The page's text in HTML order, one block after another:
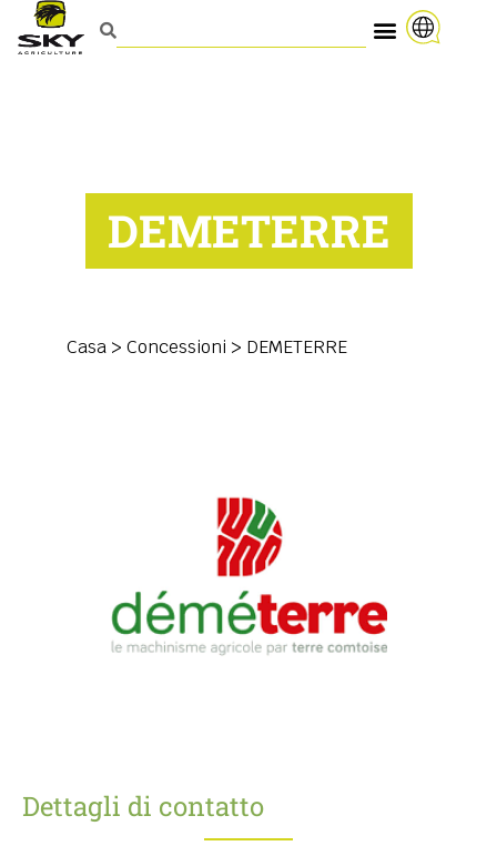
DEMETERRE
Casa > Concessioni > DEMETERRE
Dettagli di contatto